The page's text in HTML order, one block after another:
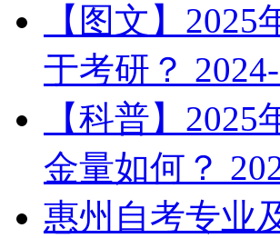
【图文】
于考研？
【科普】
金量如何？
惠州自考专业